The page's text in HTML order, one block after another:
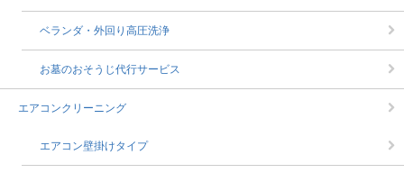
ベランダ・外回り高圧洗浄
お墓のおそうじ代行サービス
エアコンクリーニング
エアコン壁掛けタイプ